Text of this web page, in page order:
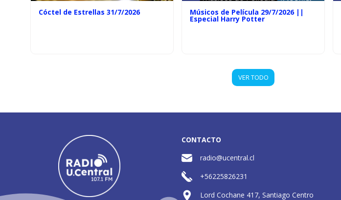
Cóctel de Estrellas 31/7/2026 Músicos de Película 29/7/2026 ||
Especial Harry Potter
VER TODO
CONTACTO
radio@ucentral.cl
+56225826231
Lord Cochane 417, Santiago Centro